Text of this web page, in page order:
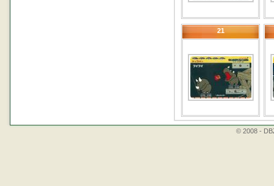
21
© 2008 -